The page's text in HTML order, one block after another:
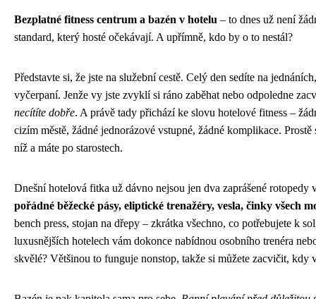
Bezplatné fitness centrum a bazén v hotelu – to dnes už není
standard, který hosté očekávají. A upřímně, kdo by o to nestál?
Představte si, že jste na služební cestě. Celý den sedíte na
vyčerpaní. Jenže vy jste zvyklí si ráno zaběhat nebo odpoledne
necítíte dobře. A právě tady přichází ke slovu hotelové fitness –
cizím městě, žádné jednorázové vstupné, žádné komplikace. Prostě
níž a máte po starostech.
Dnešní hotelová fitka už dávno nejsou jen dva zaprášené rotopedy
pořádné běžecké pásy, eliptické trenažéry, vesla, činky všech
bench press, stojan na dřepy – zkrátka všechno, co potřebujete k
luxusnějších hotelech vám dokonce nabídnou osobního trenéra
skvělé? Většinou to funguje nonstop, takže si můžete zacvičit, kdy